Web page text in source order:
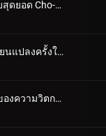
ตอนที่ 68 โหมดจูบสุดยอด Cho-Cho!
ตอนที่ 69 การเปลี่ยนแปลงครั้งใหญ่ของความรัก Cho-Cho!
ตอนที่ 70 อีกด้านของความวิตกกังวล